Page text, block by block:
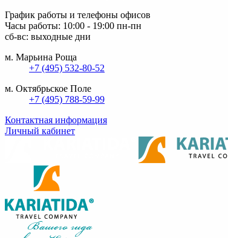
График работы и телефоны офисов
Часы работы: 10:00 - 19:00 пн-пн
сб-вс: выходные дни
м. Марьина Роща
+7 (495) 532-80-52
м. Октябрьское Поле
+7 (495) 788-59-99
Контактная информация
Личный кабинет